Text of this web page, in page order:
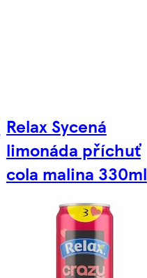
Relax Sycená
limonáda příchuť
cola malina 330ml